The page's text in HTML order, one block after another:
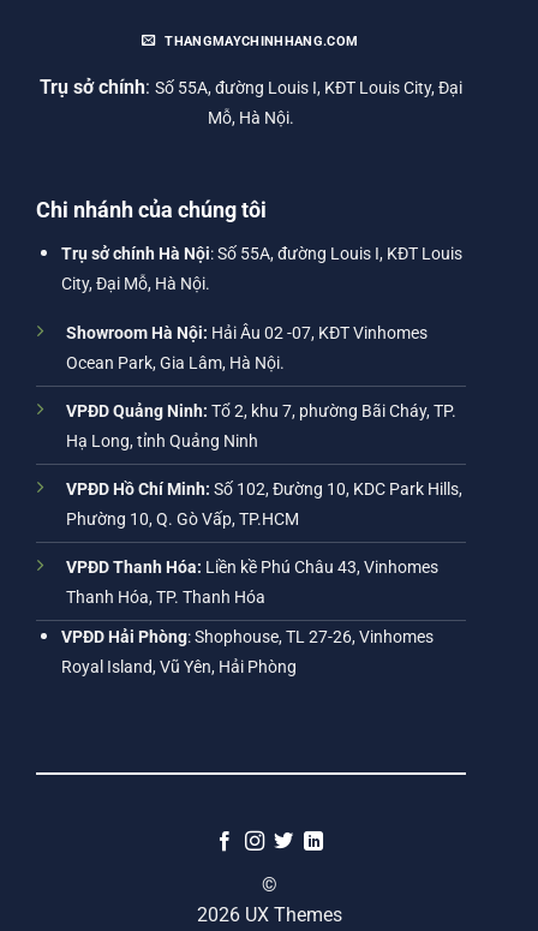
THANGMAYCHINHHANG.COM
Trụ sở chính: Số 55A, đường Louis I, KĐT Louis City, Đại
Mỗ, Hà Nội.
Chi nhánh của chúng tôi
Trụ sở chính Hà Nội: Số 55A, đường Louis I, KĐT Louis
City, Đại Mỗ, Hà Nội.
Showroom Hà Nội: Hải Âu 02 -07, KĐT Vinhomes
Ocean Park, Gia Lâm, Hà Nội.
VPĐD Quảng Ninh: Tổ 2, khu 7, phường Bãi Cháy, TP.
Hạ Long, tỉnh Quảng Ninh
VPĐD Hồ Chí Minh: Số 102, Đường 10, KDC Park Hills,
Phường 10, Q. Gò Vấp, TP.HCM
VPĐD Thanh Hóa: Liền kề Phú Châu 43, Vinhomes
Thanh Hóa, TP. Thanh Hóa
VPĐD Hải Phòng: Shophouse, TL 27-26, Vinhomes
Royal Island, Vũ Yên, Hải Phòng
©
2026 UX Themes